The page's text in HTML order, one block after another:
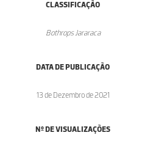
CLASSIFICAÇÃO
Bothrops Jararaca
DATA DE PUBLICAÇÃO
13 de Dezembro de 2021
Nº DE VISUALIZAÇÕES